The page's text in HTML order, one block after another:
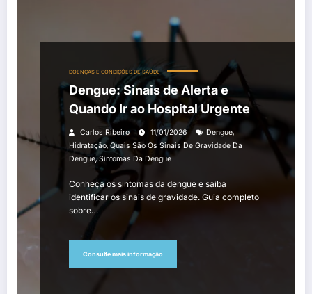
DOENÇAS E CONDIÇÕES DE SAÚDE
Dengue: Sinais de Alerta e
Quando Ir ao Hospital Urgente
Carlos Ribeiro 11/01/2026 Dengue,
Hidratação, Quais São Os Sinais De Gravidade Da
Dengue,Sintomas Da Dengue
Conheça os sintomas da dengue e saiba
identificar os sinais de gravidade. Guia completo
sobre…
Consulte mais informação